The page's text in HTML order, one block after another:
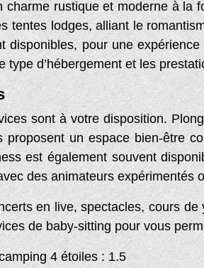
rustique et moderne à
tentes lodges, alliant le
disponibles, pour une
d’hébergement et les
sont à votre disposition.
un espace bien-être
est également souvent
des animateurs
en live, spectacles, cours
de baby-sitting pour vous
4 étoiles : 1.5